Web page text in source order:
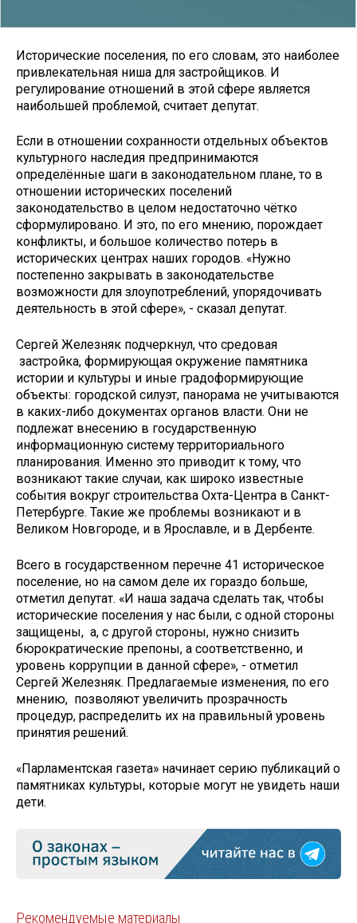
Исторические поселения, по его словам, это наиболее
привлекательная ниша для застройщиков. И
регулирование отношений в этой сфере является
наибольшей проблемой, считает депутат.
Если в отношении сохранности отдельных объектов
культурного наследия предпринимаются
определённые шаги в законодательном плане, то в
отношении исторических поселений
законодательство в целом недостаточно чётко
сформулировано. И это, по его мнению, порождает
конфликты, и большое количество потерь в
исторических центрах наших городов. «Нужно
постепенно закрывать в законодательстве
возможности для злоупотреблений, упорядочивать
деятельность в этой сфере», - сказал депутат.
Сергей Железняк подчеркнул, что средовая
застройка, формирующая окружение памятника
истории и культуры и иные градоформирующие
объекты: городской силуэт, панорама не учитываются
в каких-либо документах органов власти. Они не
подлежат внесению в государственную
информационную систему территориального
планирования. Именно это приводит к тому, что
возникают такие случаи, как широко известные
события вокруг строительства Охта-Центра в Санкт-
Петербурге. Такие же проблемы возникают и в
Великом Новгороде, и в Ярославле, и в Дербенте.
Всего в государственном перечне 41 историческое
поселение, но на самом деле их гораздо больше,
отметил депутат. «И наша задача сделать так, чтобы
исторические поселения у нас были, с одной стороны
защищены, а, с другой стороны, нужно снизить
бюрократические препоны, а соответственно, и
уровень коррупции в данной сфере», - отметил
Сергей Железняк. Предлагаемые изменения, по его
мнению, позволяют увеличить прозрачность
процедур, распределить их на правильный уровень
принятия решений.
«Парламентская газета» начинает серию публикаций о
памятниках культуры, которые могут не увидеть наши
дети.
Рекомендуемые материалы